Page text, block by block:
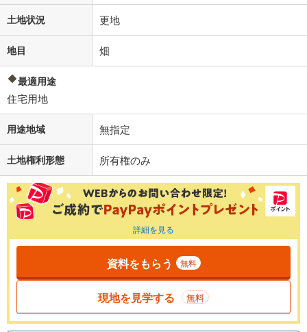
土地状況 更地
地目 畑
最適用途
住宅用地
用途地域 無指定
土地権利形態 所有権のみ
詳細を見る
資料をもらう 無料
現地を見学する 無料